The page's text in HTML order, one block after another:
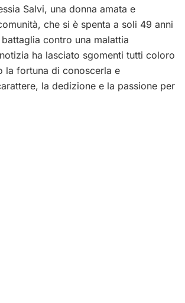
Salvi, una donna amata e
che si è spenta a soli 49 anni
contro una malattia
ha lasciato sgomenti tutti coloro
la fortuna di conoscerla e
la dedizione e la passione per